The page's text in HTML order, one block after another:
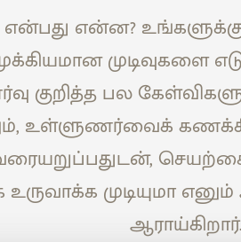
என்ன?
முக்கியமான
குறித்த பல
உள்ளுணர்வைக்
முடியுமா
ஆராய்கிறார்.